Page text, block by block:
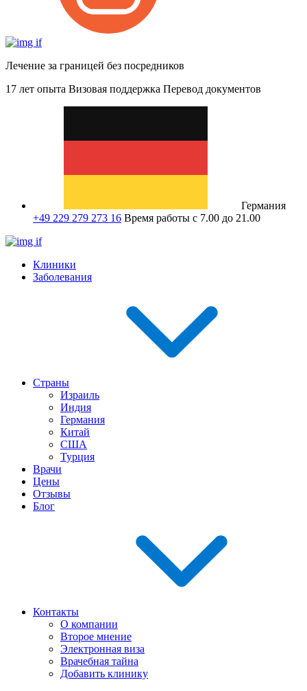
Лечение за границей без посредников
17 лет опыта Визовая поддержка Перевод документов
Германия
+49 229 279 273 16 Время работы с 7.00 до 21.00
Клиники
Заболевания
Страны
Израиль
Индия
Германия
Китай
США
Турция
Врачи
Цены
Отзывы
Блог
Контакты
О компании
Второе мнение
Электронная виза
Врачебная тайна
Добавить клинику